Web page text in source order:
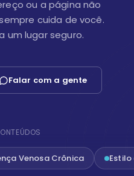
ou a página não
cuida de você.
um lugar seguro.
Falar com a gente
Venosa Crônica Estilo